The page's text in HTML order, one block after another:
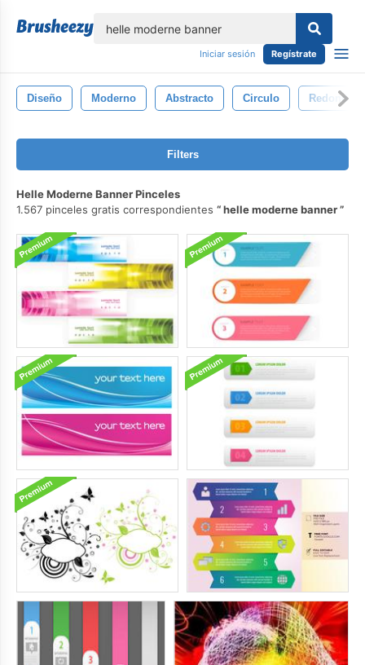
Iniciar sesión Regístrate
Diseño Moderno Abstracto Circulo Redondo
Filters
Helle Moderne Banner Pinceles
1.567 pinceles gratis correspondientes
helle moderne banner